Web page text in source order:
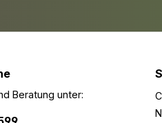
Beratung unter: